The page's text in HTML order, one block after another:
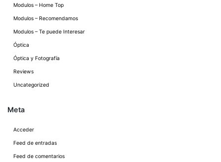
Modulos – Home Top
Modulos – Recomendamos
Modulos – Te puede Interesar
Óptica
Óptica y Fotografía
Reviews
Uncategorized
Meta
Acceder
Feed de entradas
Feed de comentarios